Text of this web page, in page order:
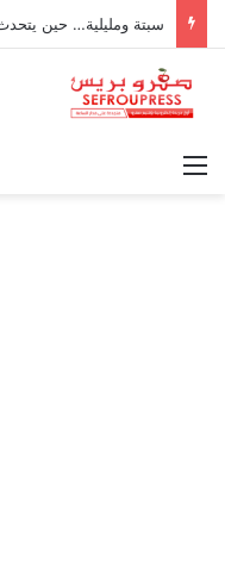
سبتة ومليلية… حين
القائمة